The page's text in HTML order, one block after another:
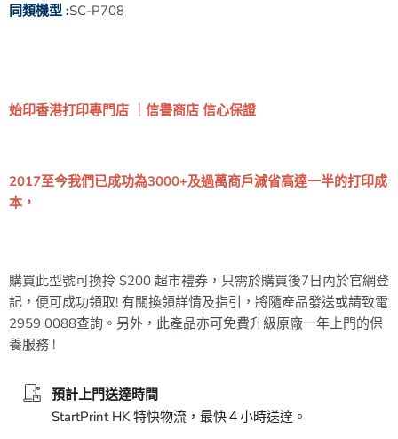
同類機型 :SC-P708
始印香港打印專門店 ｜信譽商店 信心保證
2017至今我們已成功為3000+及過萬商戶減省高達一半的打印成
本，
購買此型號可換拎 $200 超市禮券，只需於購買後7日內於官網登
記，便可成功領取! 有關換領詳情及指引，將隨產品發送或請致電
2959 0088查詢。另外，此產品亦可免費升級原廠一年上門的保
養服務 !
預計上門送達時間
StartPrint HK 特快物流，最快４小時送達。